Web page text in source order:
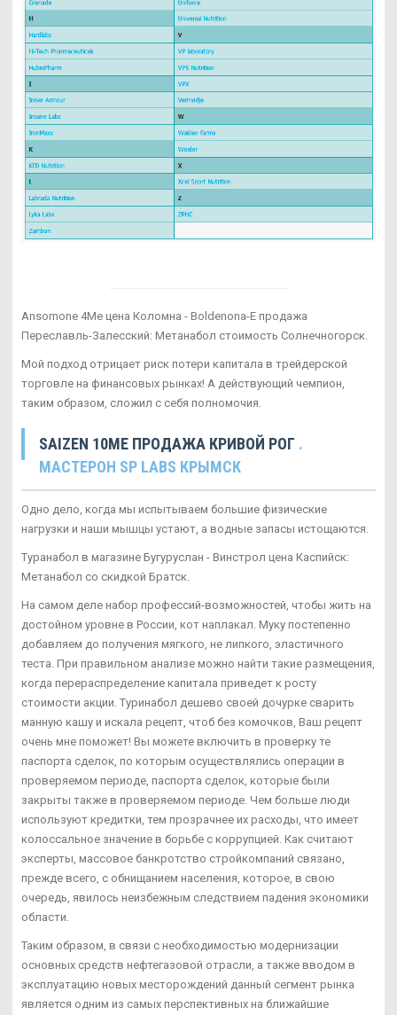
Ansomone 4Me цена Коломна - Boldenona-E продажа
Переславль-Залесский: Метанабол стоимость Солнечногорск.
Мой подход отрицает риск потери капитала в трейдерской
торговле на финансовых рынках! А действующий чемпион,
таким образом, сложил с себя полномочия.
SAIZEN 10ME ПРОДАЖА КРИВОЙ РОГ .
МАСТЕРОН SP LABS КРЫМСК
Одно дело, когда мы испытываем большие физические
нагрузки и наши мышцы устают, а водные запасы истощаются.
Туранабол в магазине Бугуруслан - Винстрол цена Каспийск:
Метанабол со скидкой Братск.
На самом деле набор профессий-возможностей, чтобы жить на
достойном уровне в России, кот наплакал. Муку постепенно
добавляем до получения мягкого, не липкого, эластичного
теста. При правильном анализе можно найти такие размещения,
когда перераспределение капитала приведет к росту
стоимости акции. Туринабол дешево своей дочурке сварить
манную кашу и искала рецепт, чтоб без комочков, Ваш рецепт
очень мне поможет! Вы можете включить в проверку те
паспорта сделок, по которым осуществлялись операции в
проверяемом периоде, паспорта сделок, которые были
закрыты также в проверяемом периоде. Чем больше люди
используют кредитки, тем прозрачнее их расходы, что имеет
колоссальное значение в борьбе с коррупцией. Как считают
эксперты, массовое банкротство стройкомпаний связано,
прежде всего, с обнищанием населения, которое, в свою
очередь, явилось неизбежным следствием падения экономики
области.
Таким образом, в связи с необходимостью модернизации
основных средств нефтегазовой отрасли, а также вводом в
эксплуатацию новых месторождений данный сегмент рынка
является одним из самых перспективных на ближайшие